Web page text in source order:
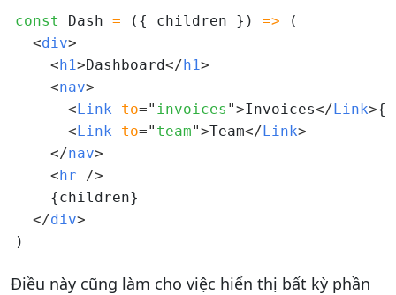
const Dash = ({ children }) => (
<div>
<h1>Dashboard</h1>
<nav>
<Link to=" invoices ">Invoices</Link>{
<Link to=" team">Team</Link>
</nav>
<hr
/>
    {children}
</div>
Điều này cũng làm cho việc hiển thị bất kỳ phần